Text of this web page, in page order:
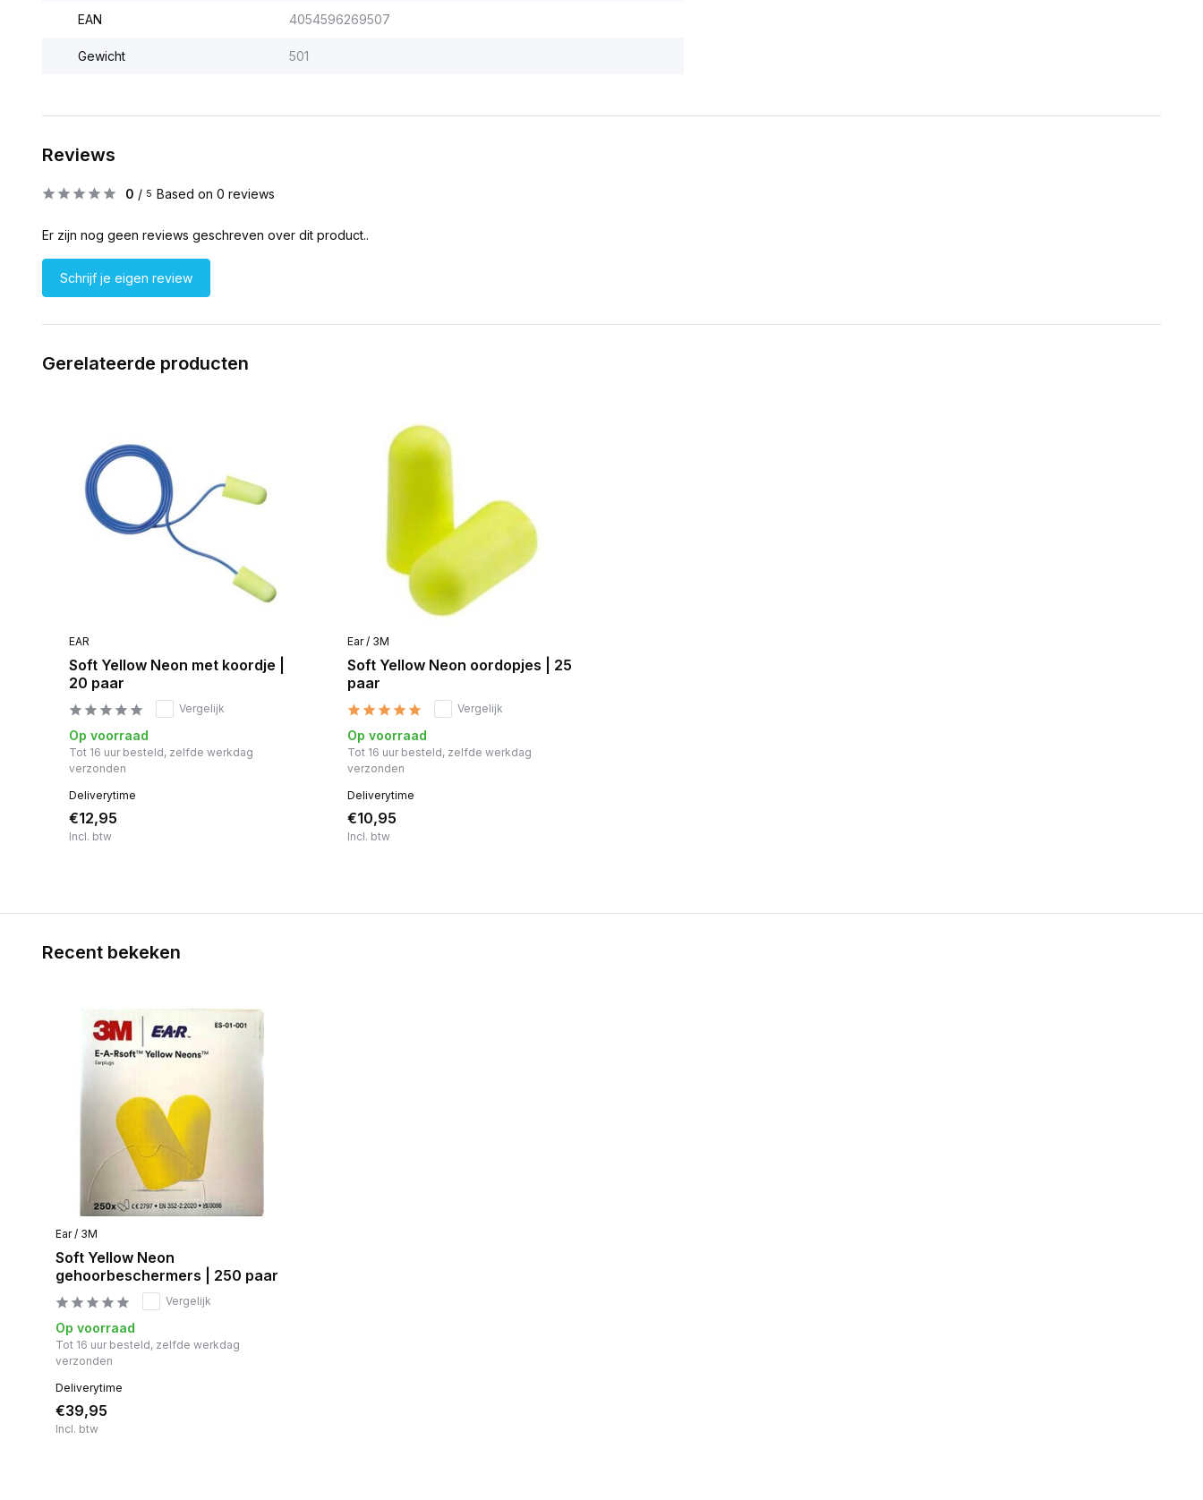
EAN 4054596269507
Gewicht 501
Reviews
0 / 5 Based on 0 reviews
Er zijn nog geen reviews geschreven over dit product..
Schrijf je eigen review
Gerelateerde producten
EAR
Soft Yellow Neon met koordje |
20 paar
Vergelijk
Op voorraad
Tot 16 uur besteld, zelfde werkdag
verzonden
Deliverytime
€12,95
Incl. btw
Ear / 3M
Soft Yellow Neon oordopjes | 25
paar
Vergelijk
Op voorraad
Tot 16 uur besteld, zelfde werkdag
verzonden
Deliverytime
€10,95
Incl. btw
Recent bekeken
Ear / 3M
Soft Yellow Neon
gehoorbeschermers | 250 paar
Vergelijk
Op voorraad
Tot 16 uur besteld, zelfde werkdag
verzonden
Deliverytime
€39,95
Incl. btw